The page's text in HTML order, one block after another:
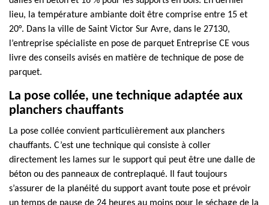
lieu, la température ambiante doit être comprise entre 15 et
20°. Dans la ville de Saint Victor Sur Avre, dans le 27130,
l’entreprise spécialiste en pose de parquet Entreprise CE vous
livre des conseils avisés en matière de technique de pose de
parquet.
La pose collée, une technique adaptée aux
planchers chauffants
La pose collée convient particulièrement aux planchers
chauffants. C’est une technique qui consiste à coller
directement les lames sur le support qui peut être une dalle de
béton ou des panneaux de contreplaqué. Il faut toujours
s’assurer de la planéité du support avant toute pose et prévoir